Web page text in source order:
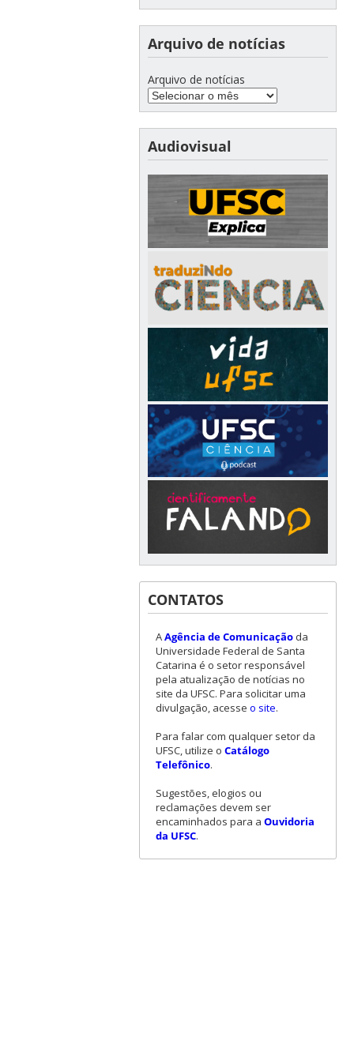
Arquivo de notícias
Arquivo de notícias
Audiovisual
CONTATOS
AAgência de Comunicaçãoda
Universidade Federal de Santa
Catarina é o setor responsável
pela atualização de notícias no
site da UFSC. Para solicitar uma
divulgação, acesse o site.
Para falar com qualquer setor da
UFSC, utilize o Catálogo
Telefônico.
Sugestões, elogios ou
reclamações devem ser
encaminhados para a Ouvidoria
da UFSC.